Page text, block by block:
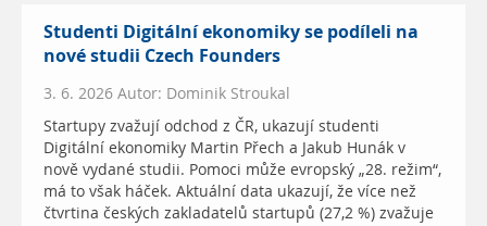
Studenti Digitální ekonomiky se podíleli na
nové studii Czech Founders
3. 6. 2026 Autor: Dominik Stroukal
Startupy zvažují odchod z ČR, ukazují studenti
Digitální ekonomiky Martin Přech a Jakub Hunák v
nově vydané studii. Pomoci může evropský „28. režim“,
má to však háček. Aktuální data ukazují, že více než
čtvrtina českých zakladatelů startupů (27,2 %) zvažuje